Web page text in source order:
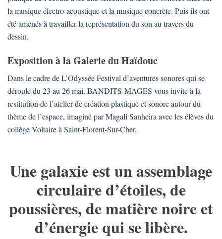
la musique électro-acoustique et la musique concrète. Puis ils ont
été amenés à travailler la représentation du son au travers du
dessin.
Exposition à la Galerie du Haïdouc
Dans le cadre de L’Odyssée Festival d’aventures sonores qui se
déroule du 23 au 26 mai, BANDITS-MAGES vous invite à la
restitution de l’atelier de création plastique et sonore autour du
thème de l’espace, imaginé par Magali Sanheira avec les élèves du
collège Voltaire à Saint-Florent-Sur-Cher.
Une galaxie est un assemblage
circulaire d’étoiles, de
poussières, de matière noire et
d’énergie qui se libère.